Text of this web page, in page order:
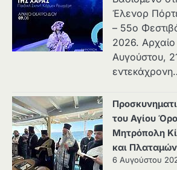
Έλενορ
– 55ο
2026.
Αυγούστου,
του Αγίου
Μητρόπολη
και
6 Αυγούστου